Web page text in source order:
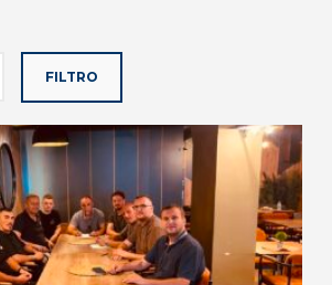
FILTRO